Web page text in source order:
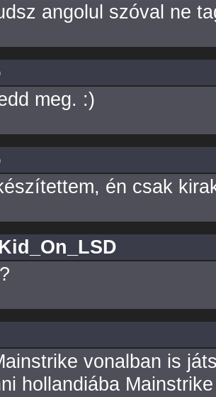
angolul szóval ne
meg. :)
én csak
vonalban is
hollandiába